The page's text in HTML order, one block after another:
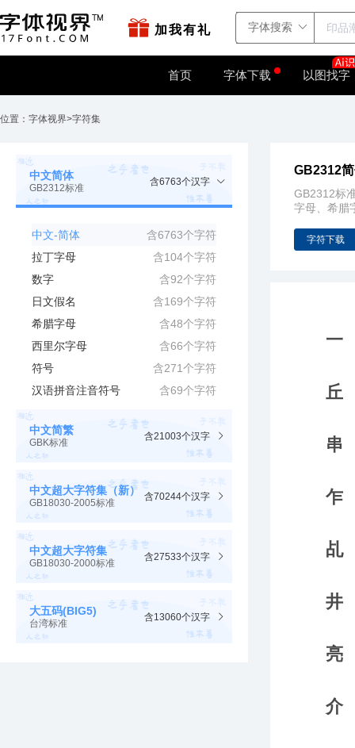
加我有礼
首页 字体下载 以图找字
位置： 字体视界>字符集
中文简体
GB2312标准
含6763个汉字
中文-简体
含6763个字符
拉丁字母
含104个字符
数字
含92个字符
日文假名
含169个字符
希腊字母
含48个字符
西里尔字母
含66个字符
符号
含271个字符
汉语拼音注音符号
含69个字符
中文简繁
GBK标准
含21003个汉字
中文超大字符集（新）
GB18030-2005标准
含70244个汉字
中文超大字符集
GB18030-2000标准
含27533个汉字
大五码(BIG5)
台湾标准
含13060个汉字
GB2312
GB2312标
字母、希腊
字符下载